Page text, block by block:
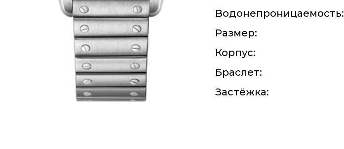
Водонепроницаемость:
Размер:
Корпус:
Браслет:
Застёжка: